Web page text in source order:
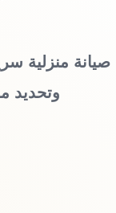
صيانة منزلية
وتحديد